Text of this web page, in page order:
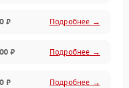
₽ Подробнее →
₽ Подробнее →
₽ Подробнее →